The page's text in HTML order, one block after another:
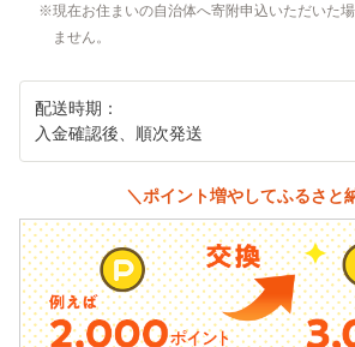
現在お住まいの自治体へ寄附申込いただいた
ません。
配送時期：
入金確認後、順次発送
＼ポイント増やしてふるさと